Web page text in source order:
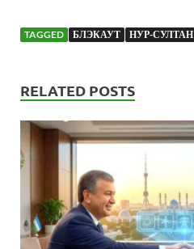
TAGGED БЛЭКАУТ НУР-СУЛТАН
RELATED POSTS